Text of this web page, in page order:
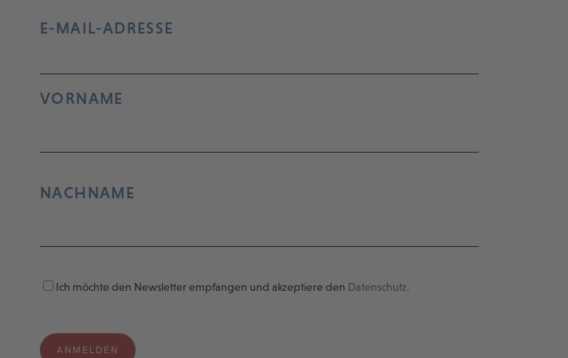
E-MAIL-ADRESSE
VORNAME
NACHNAME
Ich möchte den Newsletter empfangen und akzeptiere den Datenschutz.